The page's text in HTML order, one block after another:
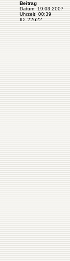
Beitrag
Datum: 19.03.2007
Uhrzeit: 00:39
ID: 22622